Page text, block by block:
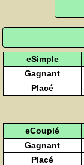
eSimple
Gagnant
Placé
eCouplé
Gagnant
Placé